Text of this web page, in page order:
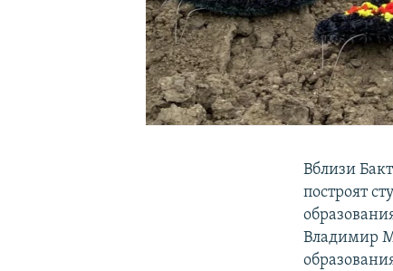
Вблизи
построят
Владимир